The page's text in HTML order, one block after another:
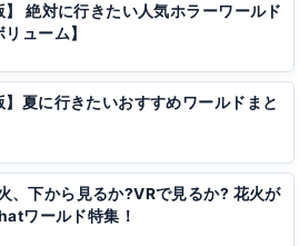
】 絶対に行きたい人気ホラーワールド
ューム】
】夏に行きたいおすすめワールドまと
、下から見るか?VRで見るか? 花火が
ワールド特集！